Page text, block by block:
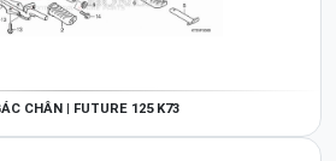
CHÂN | FUTURE 125 K73